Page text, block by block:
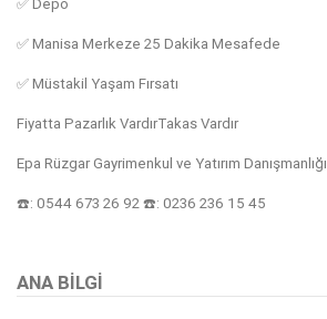
✅️ Depo
✅️ Manisa Merkeze 25 Dakika Mesafede
✅️ Müstakil Yaşam Fırsatı
Fiyatta Pazarlık VardırTakas Vardır
Epa Rüzgar Gayrimenkul ve Yatırım Danışmanlığı
☎️: 0544 673 26 92 ☎️: 0236 236 15 45
ANA BILGI